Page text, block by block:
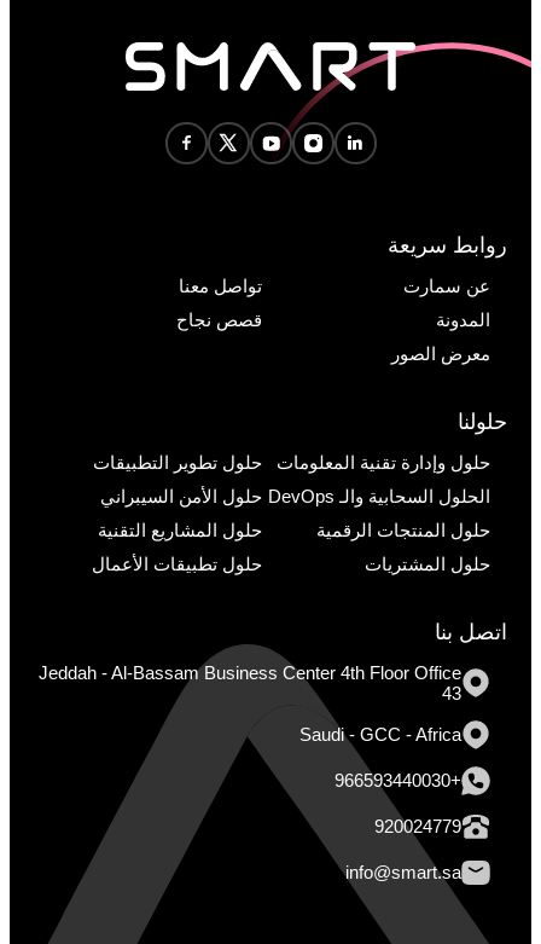
روابط سريعة
عن سمارت
تواصل معنا
المدونة
قصص نجاح
معرض الصور
حلولنا
حلول وإدارة تقنية المعلومات
حلول تطوير التطبيقات
الحلول السحابية والـ DevOps
حلول الأمن السيبراني
حلول المنتجات الرقمية
حلول المشاريع التقنية
حلول المشتريات
حلول تطبيقات الأعمال
اتصل بنا
Jeddah - Al-Bassam Business Center 4th Floor Office
43
Saudi - GCC - Africa
+966593440030
920024779
info@smart.sa